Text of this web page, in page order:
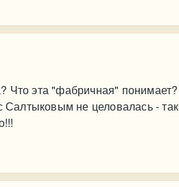
Что эта "фабричная" понимает?
Салтыковым не целовалась - так